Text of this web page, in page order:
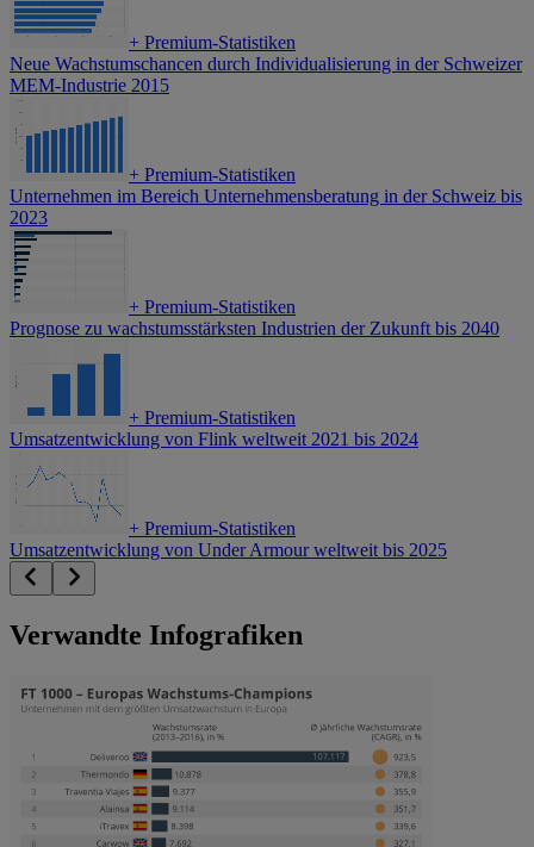
+ Premium-Statistiken
Neue Wachstumschancen durch Individualisierung in der Schweizer
MEM-Industrie 2015
+ Premium-Statistiken
Unternehmen im Bereich Unternehmensberatung in der Schweiz bis
2023
+ Premium-Statistiken
Prognose zu wachstumsstärksten Industrien der Zukunft bis 2040
+ Premium-Statistiken
Umsatzentwicklung von Flink weltweit 2021 bis 2024
+ Premium-Statistiken
Umsatzentwicklung von Under Armour weltweit bis 2025
Verwandte Infografiken